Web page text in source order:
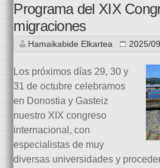
Programa del XIX
migraciones
Hamaikabide Elkartea 2025/
Los próximos días 29, 30 y
31 de octubre celebramos
en Donostia y Gasteiz
nuestro XIX congreso
internacional, con
especialistas de muy
diversas universidades y